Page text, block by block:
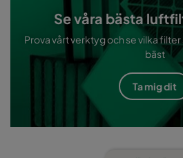
Se våra bästa
Prova vårt verktyg och se vilka
bäst
Ta mig dit